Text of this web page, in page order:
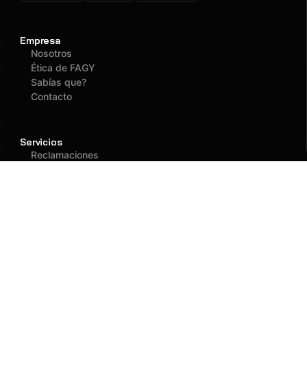
Empresa
Nosotros
Ética de FAGY
Sabías que?
Contacto
Servicios
Reclamaciones